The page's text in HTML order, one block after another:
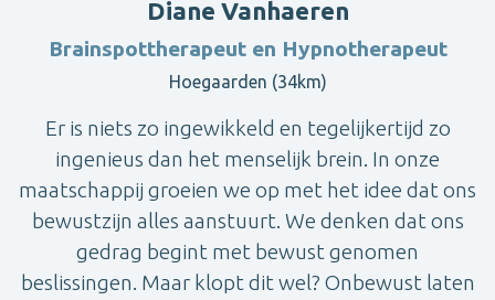
Diane Vanhaeren
Brainspottherapeut en Hypnotherapeut
Hoegaarden (34km)
Er is niets zo ingewikkeld en tegelijkertijd zo
ingenieus dan het menselijk brein. In onze
maatschappij groeien we op met het idee dat ons
bewustzijn alles aanstuurt. We denken dat ons
gedrag begint met bewust genomen
beslissingen. Maar klopt dit wel? Onbewust laten